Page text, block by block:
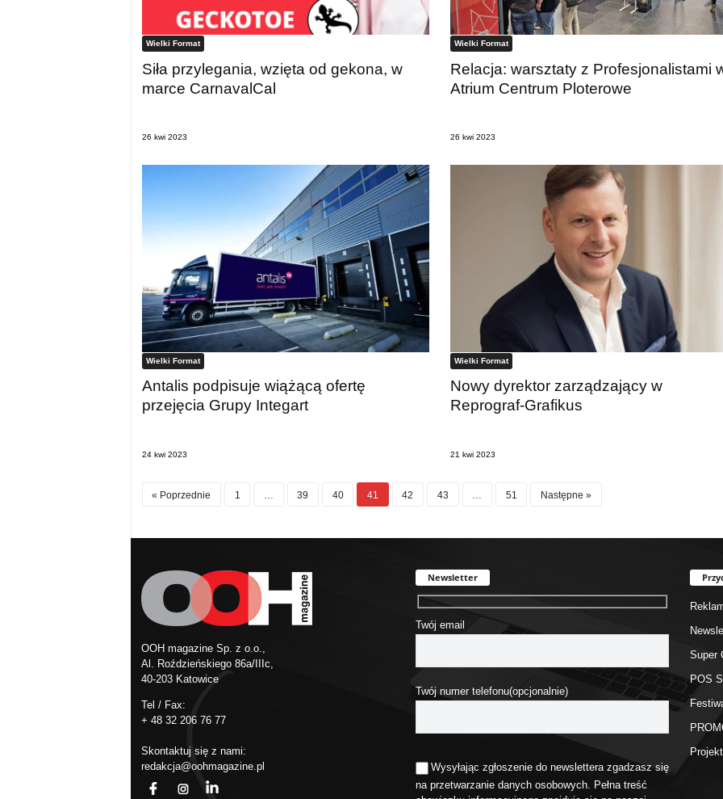
Wielki Format
Siła przylegania, wzięta od gekona, w
marce CarnavalCal
26 kwi 2023
Wielki Format
Relacja: warsztaty z Profesjonalistami
Atrium Centrum Ploterowe
26 kwi 2023
Wielki Format
Antalis podpisuje wiążącą ofertę
przejęcia Grupy Integart
24 kwi 2023
Wielki Format
Nowy dyrektor zarządzający w
Reprograf-Grafikus
21 kwi 2023
« Poprzednie 1 39 40 41 42 43 51 Następne »
OOH magazine Sp. z o.o.,
Al. Roździeńskiego 86a/IIIc,
40-203 Katowice
Tel / Fax:
+ 48 32 206 76 77
Skontaktuj się z nami:
redakcja@oohmagazine.pl
Newsletter
Twój email
Twój numer telefonu(opcjonalnie)
Wysyłając zgłoszenie do newslettera zgadzasz się
na przetwarzanie danych osobowych. Pełna treść
Super
POS